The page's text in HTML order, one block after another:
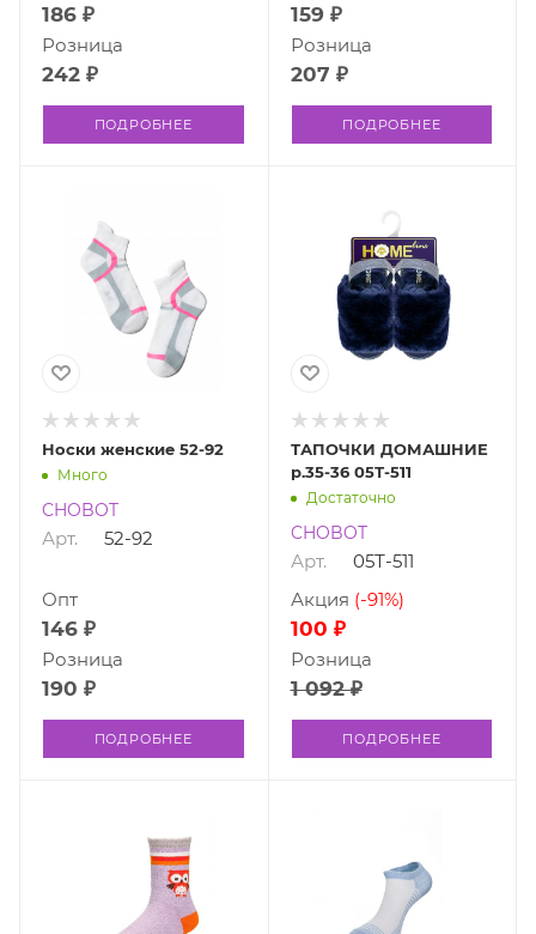
186 ₽
242 ₽
Розница
ПОДРОБНЕЕ
159 ₽
207 ₽
Розница
ПОДРОБНЕЕ
Носки женские 52-92
Много
CHOBOT
Арт. 52-92
146 ₽
Опт
190 ₽
Розница
ПОДРОБНЕЕ
ТАПОЧКИ ДОМАШНИЕ
р.35-36 05Т-511
Достаточно
CHOBOT
Арт. 05Т-511
100 ₽
Акция (-91%)
1 092 ₽
Розница
ПОДРОБНЕЕ